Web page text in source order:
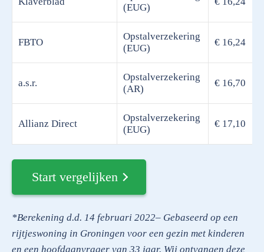
(EUG)
FBTO
Opstalverzekering
(EUG)
€ 16,24
a.s.r.
Opstalverzekering
(AR)
€ 16,70
Allianz Direct
Opstalverzekering
(EUG)
€ 17,10
Start vergelijken
*Berekening d.d. 14 februari 2022– Gebaseerd op een
rijtjeswoning in Groningen voor een gezin met kinderen
en een hoofdaanvrager van 33 jaar. Wij ontvangen deze